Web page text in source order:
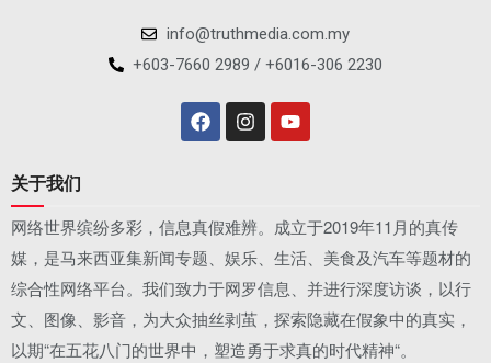
info@truthmedia.com.my
+603-7660 2989 / +6016-306 2230
关于我们
网络世界缤纷多彩，信息真假难辨。成立于2019年11月的真传
媒，是马来西亚集新闻专题、娱乐、生活、美食及汽车等题材的
综合性网络平台。我们致力于网罗信息、并进行深度访谈，以行
文、图像、影音，为大众抽丝剥茧，探索隐藏在假象中的真实，
以期“在五花八门的世界中，塑造勇于求真的时代精神“。